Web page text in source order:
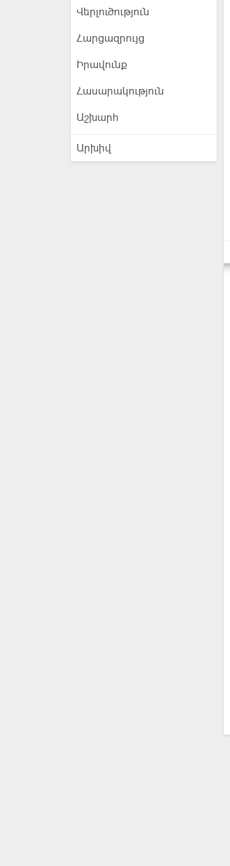
Վերլուծություն
Հարցազրույց
Իրավունք
Հասարակություն
Աշխարհ
Արխիվ